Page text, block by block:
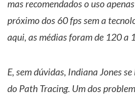
mas recomendados o uso
próximo dos 60 fps sem a
aqui, as médias foram de 120 a
E, sem dúvidas, Indiana Jones
do Path Tracing. Um dos